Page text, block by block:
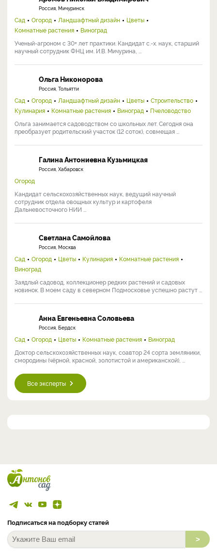
Россия, Мичуринск
Сад Огород Ландшафтный дизайн
Цветы
Комнатные растения
Виноград
Ученый-агроном с 30+ лет практики. Кандидат с.-х. наук, старший
научный сотрудник ФНЦ им. И.В. Мичурина, ...
Ольга Никонорова
Россия, Тольятти
Сад Огород Ландшафтный дизайн Цветы
Строительство
Кулинария
Комнатные растения Виноград
Пчеловодство
Ольга занимается садоводством со школьных лет. Сегодня она
преобразует родительский участок (12 соток), совмещая ...
Галина Антониевна Кузьмицкая
Россия, Хабаровск
Огород
Кандидат сельскохозяйственных наук, ведущий научный
сотрудник отдела овощных культур и картофеля
Дальневосточного НИИ ...
Светлана Самойлова
Россия, Москва
Сад Огород Цветы Кулинария
Комнатные растения
Виноград
Заядлый садовод, коллекционер редких растений и садовых
новинок. В моем саду в северном Подмосковье успешно растут ...
Анна Евгеньевна Соловьева
Россия, Бердск
Сад Огород Цветы Комнатные растения
Виноград
Доктор сельскохозяйственных наук, соавтор 24 сорта земляники,
смородины (чёрной, красной, золотистой и американской), ...
Все эксперты
Подписаться на подборку статей
>